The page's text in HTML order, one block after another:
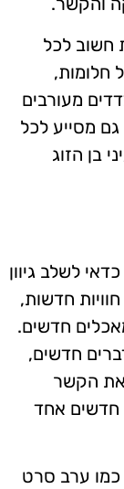
חשוב לכל
חלומות,
מעורבים
מסייע לכל
בן הזוג
לשלב גיוון
חדשות,
חדשים.
חדשים,
הקשר
חדשים אחד
כמו ערב סרט